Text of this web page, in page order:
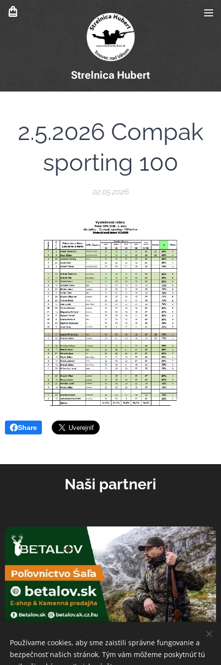
Strelnica Hubert
2.5.2026 Compak
sporting 100
02.05.2026
Share
Naši partneri
Používame cookies, aby sme zaistili správne fungovanie a
bezpečnosť našich stránok. Tým vám môžeme poskytnúť tú